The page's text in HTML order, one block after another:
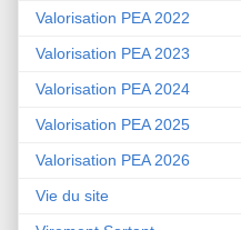
Valorisation PEA 2022
Valorisation PEA 2023
Valorisation PEA 2024
Valorisation PEA 2025
Valorisation PEA 2026
Vie du site